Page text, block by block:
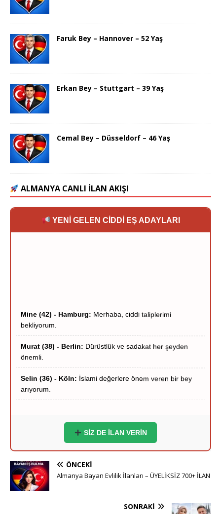
Faruk Bey – Hannover – 52 Yaş
Erkan Bey – Stuttgart – 39 Yaş
Cemal Bey – Düsseldorf – 46 Yaş
ALMANYA CANLI İLAN AKIŞI
YENİ GELEN CİDDİ EŞ ADAYLARI
Murat (38) - Berlin:
önemli.
Selin (36) - Köln:
arıyorum.
Hakan (40) - Münih:
yazsın.
Zeynep (39) - Frankfurt:Frankfurt içi ciddi tanışma
istiyorum.
Esra (35) - Essen:
Ciddi ve inançlı bir eş adayı
SİZ DE İLAN VERİN
ÖNCEKI
Almanya Bayan Evlilik İlanları – ÜYELİKSİZ 700+ İLAN
SONRAKI